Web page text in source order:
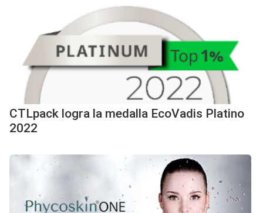
CTLpack logra la medalla EcoVadis Platino
2022